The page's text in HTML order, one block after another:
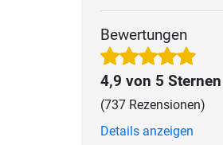
Bewertungen
4,9 von 5 Sternen
(737 Rezensionen)
Details anzeigen